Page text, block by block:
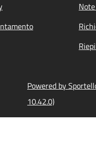
Powered by
10.42.0)